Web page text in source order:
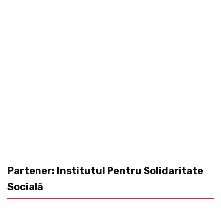
Partener: Institutul Pentru Solidaritate
Socială